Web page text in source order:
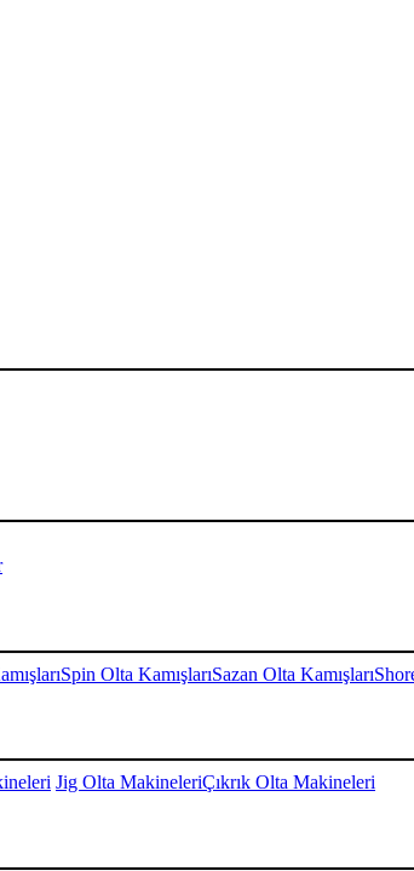
Spin Olta KamışlarıSazan Olta Kamışları
Jig Olta MakineleriÇıkrık Olta Makineleri